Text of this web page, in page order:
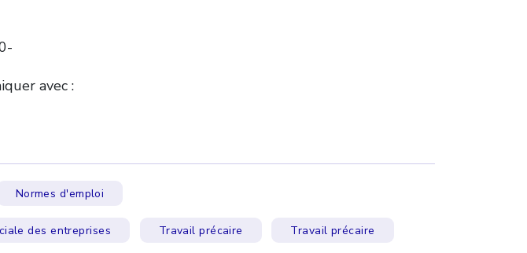
avec :
Normes d'emploi
des entreprises Travail précaire Travail précaire